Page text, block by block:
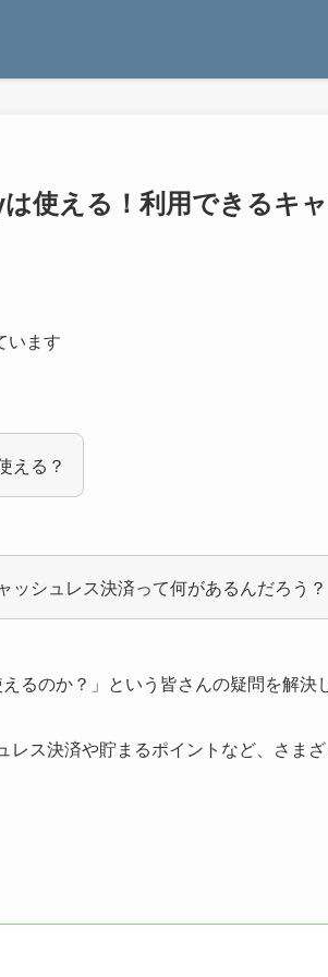
使える！利用できるキ
います
える？
ッシュレス決済って何があるんだろう？
るのか？」という皆さんの疑問を解決
ス決済や貯まるポイントなど、さま